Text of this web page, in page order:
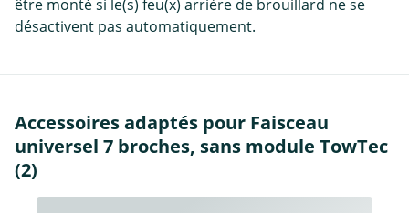
être monté si le(s) feu(x) arrière de brouillard ne se
désactivent pas automatiquement.
Accessoires adaptés pour Faisceau
universel 7 broches, sans module TowTec
(2)